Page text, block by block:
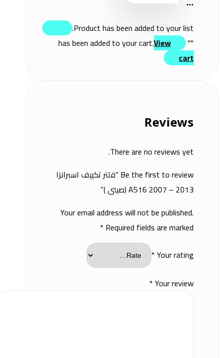
Product has been added to your list.
"
" has been added to your cart.
View
cart
Reviews
There are no reviews yet.
Be the first to review “فلتر تكييف اسبرانزا
A516 2007 – 2013 (صينى )”
Your email address will not be published.
Required fields are marked
*
Your rating
*
Your review
*